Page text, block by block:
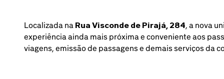
Localizada na Rua Visconde de Pirajá, 284, a nova
experiência ainda mais próxima e conveniente aos
viagens, emissão de passagens e demais serviços da